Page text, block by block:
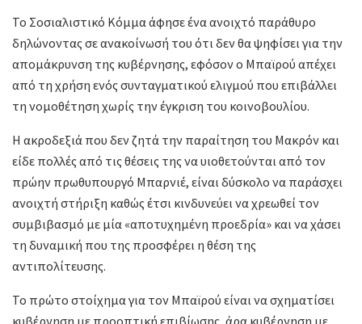
Το Σοσιαλιστικό Κόμμα άφησε ένα ανοιχτό παράθυρο
δηλώνοντας σε ανακοίνωσή του ότι δεν θα ψηφίσει για την
απομάκρυνση της κυβέρνησης, εφόσον ο Μπαϊρού απέχει
από τη χρήση ενός συνταγματικού ελιγμού που επιβάλλει
τη νομοθέτηση χωρίς την έγκριση του κοινοβουλίου.
Η ακροδεξιά που δεν ζητά την παραίτηση του Μακρόν και
είδε πολλές από τις θέσεις της να υιοθετούνται από τον
πρώην πρωθυπουργό Μπαρνιέ, είναι δύσκολο να παράσχει
ανοιχτή στήριξη καθώς έτσι κινδυνεύει να χρεωθεί τον
συμβιβασμό με μία «αποτυχημένη προεδρία» και να χάσει
τη δυναμική που της προσφέρει η θέση της
αντιπολίτευσης.
Το πρώτο στοίχημα για τον Μπαϊρού είναι να σχηματίσει